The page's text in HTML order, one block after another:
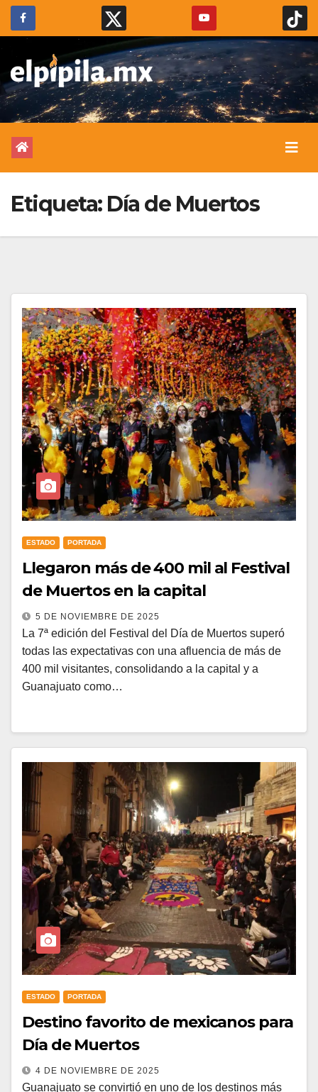
Etiqueta: Día de Muertos
ESTADO PORTADA
Llegaron más de 400 mil al Festival
de Muertos en la capital
5 DE NOVIEMBRE DE 2025
La 7ª edición del Festival del Día de Muertos superó
todas las expectativas con una afluencia de más de
400 mil visitantes, consolidando a la capital y a
Guanajuato como…
ESTADO PORTADA
Destino favorito de mexicanos para
Día de Muertos
4 DE NOVIEMBRE DE 2025
Guanajuato se convirtió en uno de los destinos más